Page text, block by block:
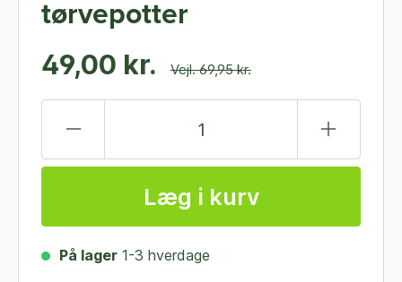
tørvepotter
49,00 kr. Vejl. 69,95 kr.
Læg i kurv
På lager 1-3 hverdage